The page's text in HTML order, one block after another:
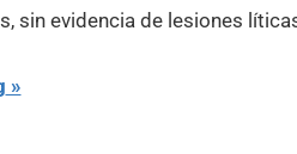
sin evidencia de lesiones